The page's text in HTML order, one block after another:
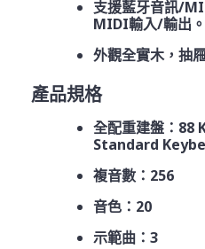
支援藍牙音訊/
MIDI輸入/輸出。
外觀全實木，抽
產品規格
全配重建盤：
Standard
複音數：256
音色：20
示範曲：3